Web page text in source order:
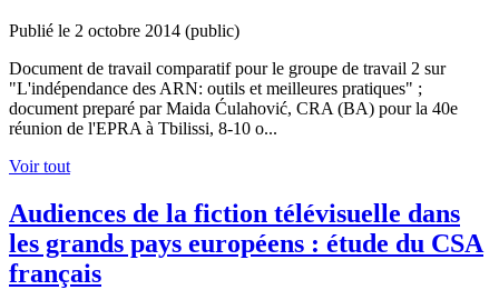
Publié le 2 octobre 2014 (public)
Document de travail comparatif pour le groupe de travail 2 sur
"L'indépendance des ARN: outils et meilleures pratiques" ;
document preparé par Maida Ćulahović, CRA (BA) pour la 40e
réunion de l'EPRA à Tbilissi, 8-10 o...
Voir tout
Audiences de la fiction télévisuelle dans
les grands pays européens : étude du CSA
français